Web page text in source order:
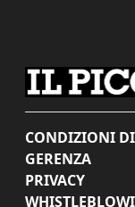
CONDIZIONI
GERENZA
PRIVACY